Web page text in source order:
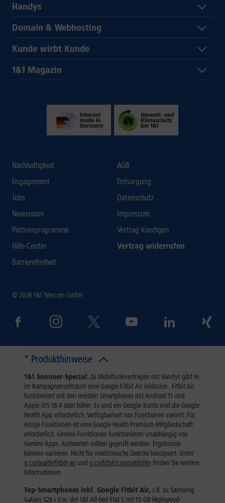
Handys
Domain & Webhosting
Kunde wirbt Kunde
1&1 Magazin
Nachhaltigkeit
Engagement
Jobs
Newsroom
Partnerprogramme
Hilfe-Center
Barrierefreiheit
AGB
Entsorgung
Datenschutz
Impressum
Vertrag kündigen
Vertrag widerrufen
© 2026 1&1 Telecom GmbH